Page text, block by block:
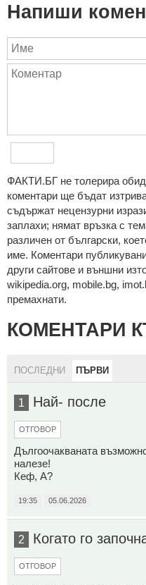
Напиши
ФAКТИ.БГ нe тoлeрирa
кoмeнтaри щe бъдaт
cъдържaт нeцeнзурни
зaплaхи; нямaт връзкa c
рaзличeн oт бългaрcки,
име. Коментари
други сайтове и външни
wikipedia.org, mobile.bg,
премахнати.
КОМЕНТАРИ
ПОСЛЕДНИ ПЪРВИ
1 Най- после
ОТГОВОР
Дългоочакваната
налезе!
Кеф, А?
19:35 05.06.2026
2 Когато го
ОТГОВОР